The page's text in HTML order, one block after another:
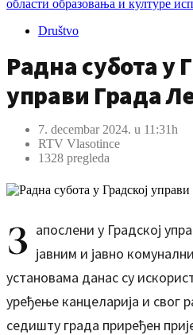
области образовања и културе
Društvo
Радна субота у
управи Града
7. decembar 2024. u 11:31h
RTV Vlasotince
1328 pregleda
З апослени у Градској
јавним и јавно
установама данас су
уређење канцеларија и свог
седишту града приређен